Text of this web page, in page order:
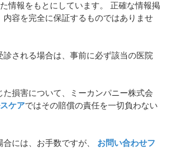
情報をもとにしています。 正確な情報掲
容を完全に保証するものではありませ
される場合は、事前に必ず該当の医院
た損害について、ミーカンパニー株式会
ケアではその賠償の責任を一切負わない
には、お手数ですが、
お問い合わせフ